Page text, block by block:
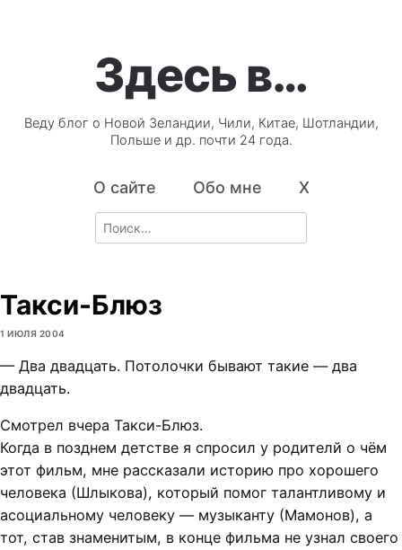
Здесь в…
Веду блог о Новой Зеландии, Чили, Китае, Шотландии,
Польше и др. почти 24 года.
О сайте Обо мне X
Search
for:
Такси-Блюз
1 ИЮЛЯ 2004
— Два двадцать. Потолочки бывают такие — два
двадцать.
Смотрел вчера Такси-Блюз.
Когда в позднем детстве я спросил у родителй о чём
этот фильм, мне рассказали историю про хорошего
человека (Шлыкова), который помог талантливому и
асоциальному человеку — музыканту (Мамонов), а
тот, став знаменитым, в конце фильма не узнал своего